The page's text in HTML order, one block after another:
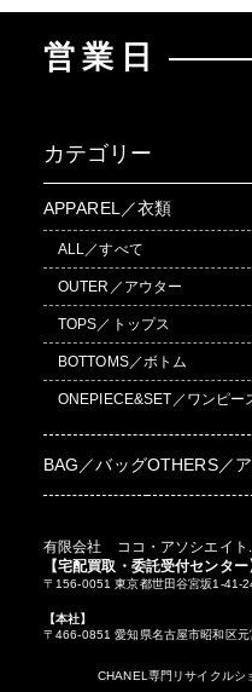
営業日
カテゴリー
APPAREL／衣類
ALL／すべて
OUTER／アウター
TOPS／トップス
BOTTOMS／ボトム
ONEPIECE&SET／ワンピー
BAG／バッグOTHERS／
有限会社 ココ・アソシエイト.
【宅配買取・委託受付センター
〒156-0051 東京都世田谷宮坂1-
【本社】
〒466-0851 愛知県名古屋市昭和区
CHANEL専門リサイクルシ